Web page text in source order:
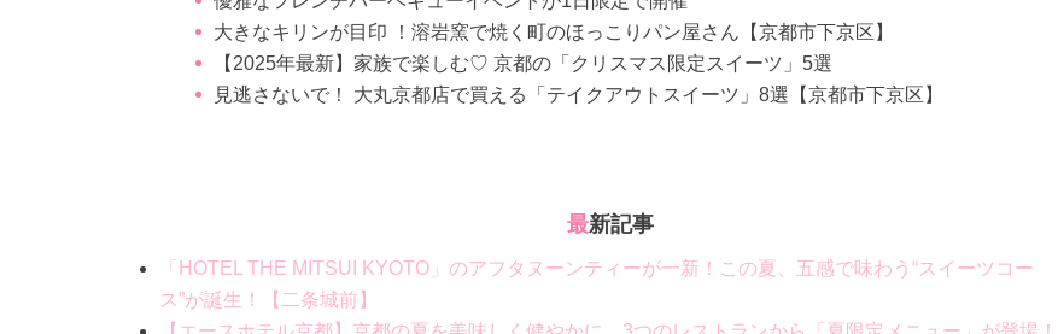
大きなキリンが目印 ！溶岩窯で焼く町のほっこりパン屋さん【京都市下京区】
【2025年最新】家族で楽しむ♡ 京都の「クリスマス限定スイーツ」5選
見逃さないで！ 大丸京都店で買える「テイクアウトスイーツ」8選【京都市下京区】
最新記事
「HOTEL THE MITSUI KYOTO」のアフタヌーンティーが一新！この夏、五感で味わう“スイーツコー
ス”が誕生！【二条城前】